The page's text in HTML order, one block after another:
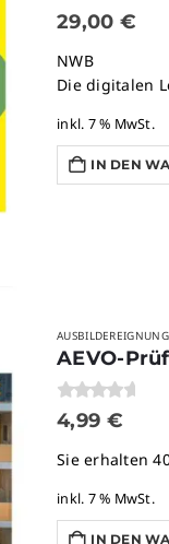
0von 5
29,00 €
NWB
Die digitalen
inkl. 7 % MwSt.
IN DEN
AUSBILDEREIGNUNG
0von 5
4,99 €
Sie erhalten
inkl. 7 % MwSt.
IN DEN